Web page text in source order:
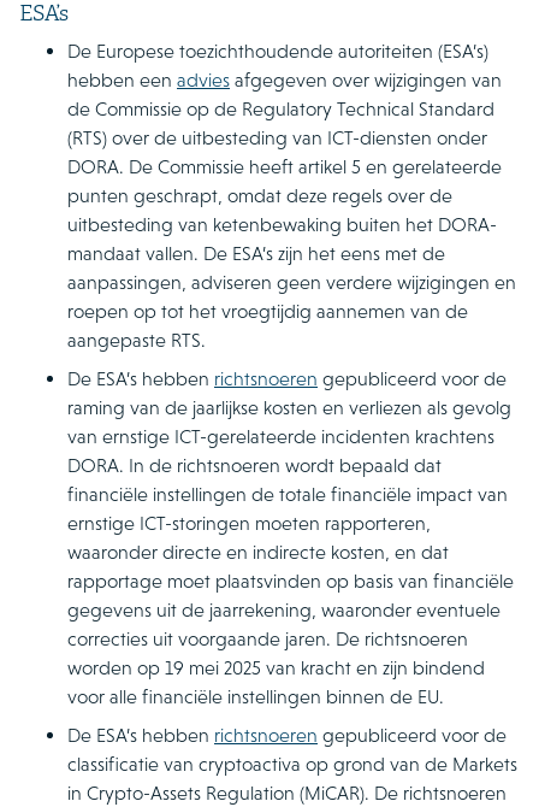
ESA’s
De Europese toezichthoudende autoriteiten (ESA’s)
hebben een advies afgegeven over wijzigingen van
de Commissie op de Regulatory Technical Standard
(RTS) over de uitbesteding van ICT-diensten onder
DORA. De Commissie heeft artikel 5 en gerelateerde
punten geschrapt, omdat deze regels over de
uitbesteding van ketenbewaking buiten het DORA-
mandaat vallen. De ESA’s zijn het eens met de
aanpassingen, adviseren geen verdere wijzigingen en
roepen op tot het vroegtijdig aannemen van de
aangepaste RTS.
De ESA’s hebben richtsnoeren gepubliceerd voor de
raming van de jaarlijkse kosten en verliezen als gevolg
van ernstige ICT-gerelateerde incidenten krachtens
DORA. In de richtsnoeren wordt bepaald dat
financiële instellingen de totale financiële impact van
ernstige ICT-storingen moeten rapporteren,
waaronder directe en indirecte kosten, en dat
rapportage moet plaatsvinden op basis van financiële
gegevens uit de jaarrekening, waaronder eventuele
correcties uit voorgaande jaren. De richtsnoeren
worden op 19 mei 2025 van kracht en zijn bindend
voor alle financiële instellingen binnen de EU.
De ESA’s hebben richtsnoeren gepubliceerd voor de
classificatie van cryptoactiva op grond van de Markets
in Crypto-Assets Regulation (MiCAR). De richtsnoeren